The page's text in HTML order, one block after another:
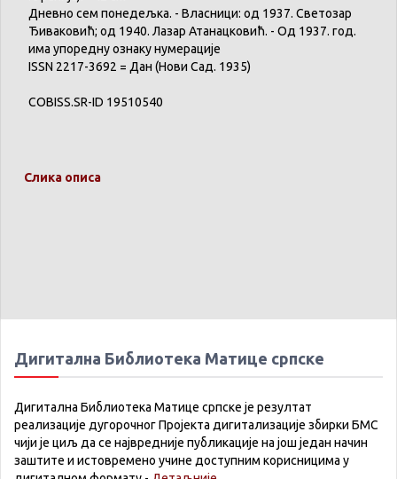
Дневно сем понедељка. - Власници: од 1937. Светозар
Ђиваковић; од 1940. Лазар Атанацковић. - Од 1937. год.
има упоредну ознаку нумерације
ISSN 2217-3692 = Дан (Нови Сад. 1935)
COBISS.SR-ID 19510540
Слика описа
Дигитална Библиотека Матице српске
Дигитална Библиотека Матице српске је резултат
реализације дугорочног Пројекта дигитализације збирки БМС
чији је циљ да се највредније публикације на још један начин
заштите и истовремено учине доступним корисницима у